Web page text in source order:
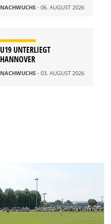
NACHWUCHS - 06. AUGUST 2026
U19 UNTERLIEGT
HANNOVER
NACHWUCHS - 03. AUGUST 2026